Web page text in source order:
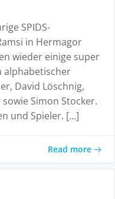
SPIDS-
in Hermagor
wieder einige super
alphabetischer
David Löschnig,
Simon Stocker.
und Spieler. […]
Read more